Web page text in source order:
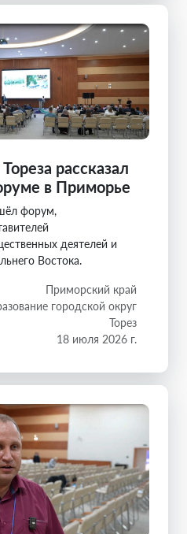
рассказал
в Приморье
форум,
деятелей и
Востока.
Приморский край
городской округ
Торез
18 июля 2026 г.